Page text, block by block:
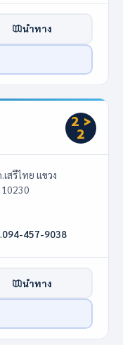
นำทาง
2 >
2
สรีไทย แขวง
·094-457-9038
นำทาง